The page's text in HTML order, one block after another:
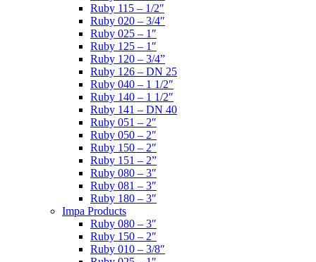
Ruby 115 – 1/2″
Ruby 020 – 3/4″
Ruby 025 – 1″
Ruby 125 – 1″
Ruby 120 – 3/4”
Ruby 126 – DN 25
Ruby 040 – 1 1/2″
Ruby 140 – 1 1/2″
Ruby 141 – DN 40
Ruby 051 – 2″
Ruby 050 – 2″
Ruby 150 – 2″
Ruby 151 – 2”
Ruby 080 – 3″
Ruby 081 – 3″
Ruby 180 – 3″
Impa Products
Ruby 080 – 3″
Ruby 150 – 2″
Ruby 010 – 3/8″